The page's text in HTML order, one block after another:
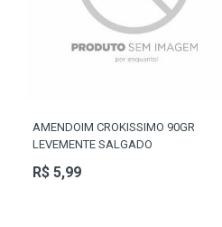
AMENDOIM CROKISSIMO 90GR
LEVEMENTE SALGADO
R$ 5,99